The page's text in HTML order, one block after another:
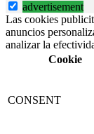
advertisement
Las cookies
anuncios
analizar la
Cookie
CONSENT